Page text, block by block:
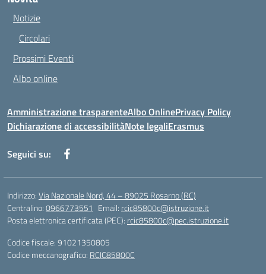
Notizie
Circolari
Prossimi Eventi
Albo online
Amministrazione trasparenteAlbo OnlinePrivacy Policy
Dichiarazione di accessibilitàNote legaliErasmus
Seguici su:
Indirizzo:Via Nazionale Nord, 44 – 89025 Rosarno (RC)
Centralino:0966773551 Email: rcic85800c@istruzione.it
Posta elettronica certificata (PEC): rcic85800c@pec.istruzione.it
Codice fiscale: 91021350805
Codice meccanografico: RCIC85800C